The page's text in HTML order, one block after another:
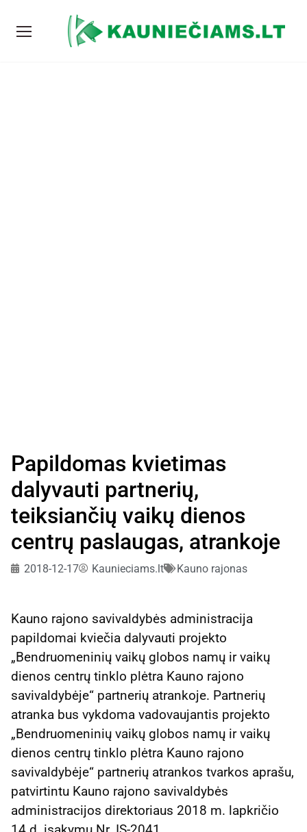
Papildomas kvietimas
dalyvauti partnerių,
teiksiančių vaikų dienos
centrų paslaugas, atrankoje
2018-12-17 Kaunieciams.lt Kauno rajonas
Kauno rajono savivaldybės administracija
papildomai kviečia dalyvauti projekto
„Bendruomeninių vaikų globos namų ir vaikų
dienos centrų tinklo plėtra Kauno rajono
savivaldybėje“ partnerių atrankoje. Partnerių
atranka bus vykdoma vadovaujantis projekto
„Bendruomeninių vaikų globos namų ir vaikų
dienos centrų tinklo plėtra Kauno rajono
savivaldybėje“ partnerių atrankos tvarkos aprašu,
patvirtintu Kauno rajono savivaldybės
administracijos direktoriaus 2018 m. lapkričio